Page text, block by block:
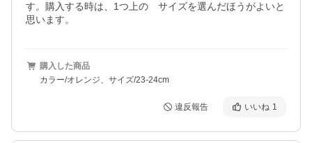
す。購入する時は、1つ上の゙サイズを選んだほうがよいと
思います。
購入した商品
カラー/オレンジ、サイズ/23-24cm
違反報告 いいね 1